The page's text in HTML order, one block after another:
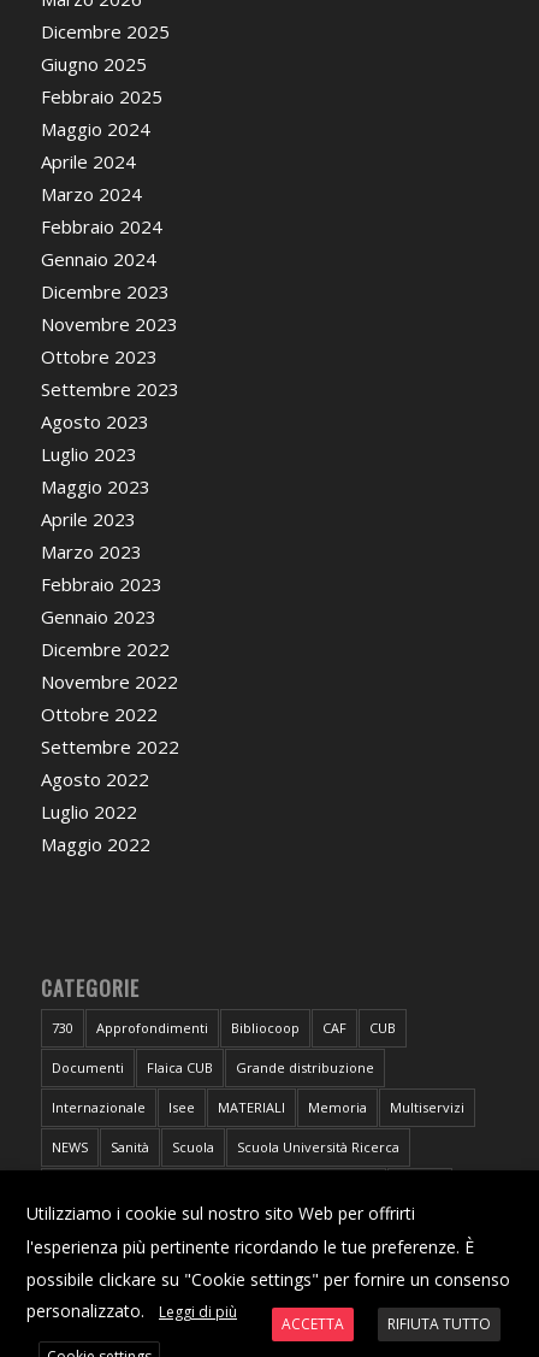
Dicembre 2025
Giugno 2025
Febbraio 2025
Maggio 2024
Aprile 2024
Marzo 2024
Febbraio 2024
Gennaio 2024
Dicembre 2023
Novembre 2023
Ottobre 2023
Settembre 2023
Agosto 2023
Luglio 2023
Maggio 2023
Aprile 2023
Marzo 2023
Febbraio 2023
Gennaio 2023
Dicembre 2022
Novembre 2022
Ottobre 2022
Settembre 2022
Agosto 2022
Luglio 2022
Maggio 2022
CATEGORIE
730 Approfondimenti Bibliocoop CAF CUB
Documenti Flaica CUB Grande distribuzione
Internazionale Isee MATERIALI Memoria Multiservizi
NEWS Sanità Scuola Scuola Università Ricerca
Utilizziamo i cookie sul nostro sito Web per offrirti
l'esperienza più pertinente ricordando le tue preferenze. È
possibile clickare su "Cookie settings" per fornire un consenso
personalizzato.
Leggi di più
RIFIUTA TUTTO
ACCETTA